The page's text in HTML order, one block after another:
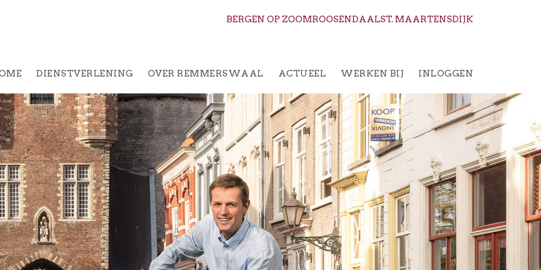
BERGEN OP ZOOMROOSENDAALST. MAARTENSDIJK
DIENSTVERLENING OVER REMMERSWAAL ACTUEEL WERKEN BIJ INLOGGEN